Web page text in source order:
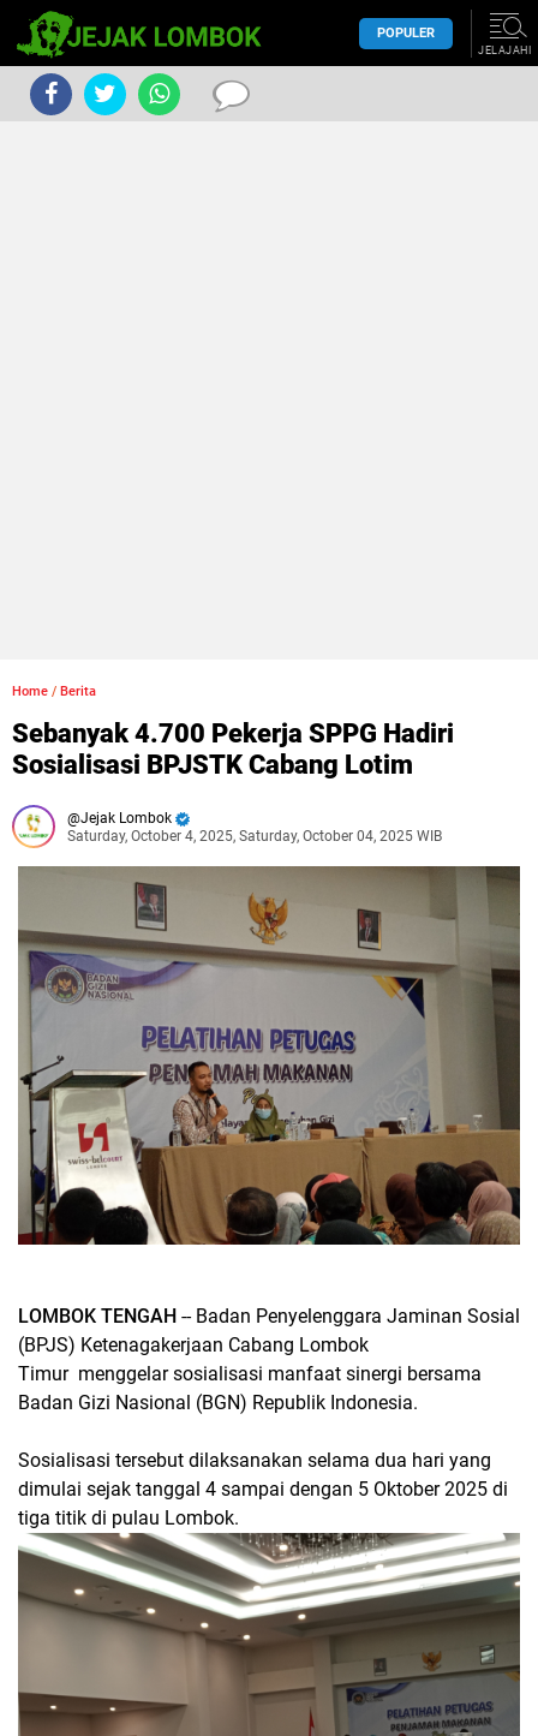
POPULER
JELAJAHI
Home / Berita
Sebanyak 4.700 Pekerja SPPG Hadiri
Sosialisasi BPJSTK Cabang Lotim
Jejak Lombok
Saturday, October 4, 2025, Saturday, October 04, 2025 WIB
LOMBOK TENGAH -- Badan Penyelenggara Jaminan Sosial
(BPJS) Ketenagakerjaan Cabang Lombok
Timur menggelar sosialisasi manfaat sinergi bersama
Badan Gizi Nasional (BGN) Republik Indonesia.
Sosialisasi tersebut dilaksanakan selama dua hari yang
dimulai sejak tanggal 4 sampai dengan 5 Oktober 2025 di
tiga titik di pulau Lombok.